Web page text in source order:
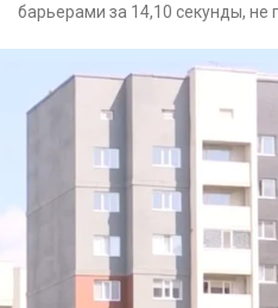
барьерами за 14,10 секунды, не